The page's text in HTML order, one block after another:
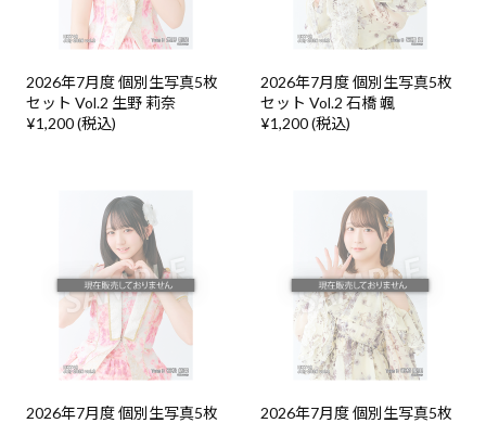
2026年7月度 個別生写真5枚
セット Vol.2 生野 莉奈
¥1,200 (税込)
2026年7月度 個別生写真5枚
セット Vol.2 石橋 颯
¥1,200 (税込)
2026年7月度 個別生写真5枚
2026年7月度 個別生写真5枚